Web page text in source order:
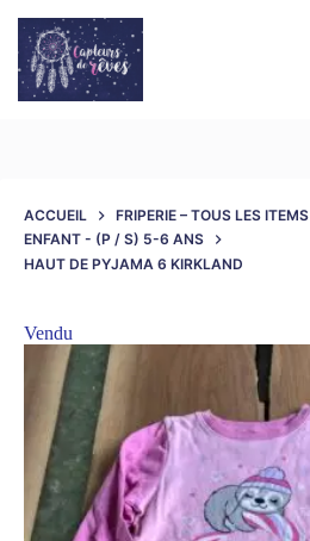
ACCUEIL FRIPERIE – TOUS LES ITEMS
ENFANT - (P / S) 5-6 ANS
HAUT DE PYJAMA 6 KIRKLAND
Vendu